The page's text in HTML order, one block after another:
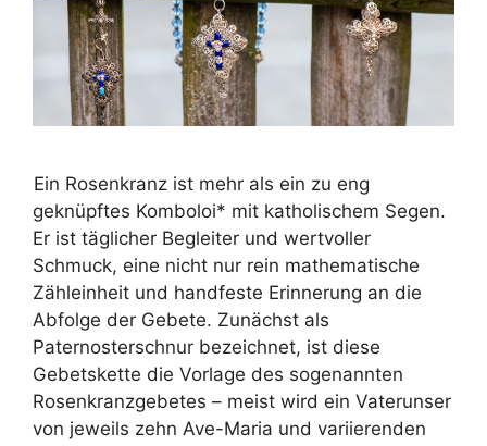
Ein Rosenkranz ist mehr als ein zu eng
geknüpftes Komboloi* mit katholischem Segen.
Er ist täglicher Begleiter und wertvoller
Schmuck, eine nicht nur rein mathematische
Zähleinheit und handfeste Erinnerung an die
Abfolge der Gebete. Zunächst als
Paternosterschnur bezeichnet, ist diese
Gebetskette die Vorlage des sogenannten
Rosenkranzgebetes – meist wird ein Vaterunser
von jeweils zehn Ave-Maria und variierenden